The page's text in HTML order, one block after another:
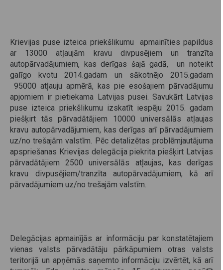
Krievijas puse izteica priekšlikumu apmainīties papildus
ar 13000 atļaujām kravu divpusējiem un tranzīta
autopārvadājumiem, kas derīgas šajā gadā, un noteikt
galīgo kvotu 2014.gadam un sākotnējo 2015.gadam
95000 atļauju apmērā, kas pie esošajiem pārvadājumu
apjomiem ir pietiekama Latvijas pusei. Savukārt Latvijas
puse izteica priekšlikumu izskatīt iespēju 2015. gadam
piešķirt tās pārvadātājiem 10000 universālās atļaujas
kravu autopārvadājumiem, kas derīgas arī pārvadājumiem
uz/no trešajām valstīm. Pēc detalizētas problēmjautājuma
apspriešanas Krievijas delegācija piekrita piešķirt Latvijas
pārvadātājiem 2500 universālās atļaujas, kas derīgas
kravu divpusējiem/tranzīta autopārvadājumiem, kā arī
pārvadājumiem uz/no trešajām valstīm.
Delegācijas apmainījās ar informāciju par konstatētajiem
vienas valsts pārvadātāju pārkāpumiem otras valsts
teritorijā un apņēmās saņemto informāciju izvērtēt, kā arī